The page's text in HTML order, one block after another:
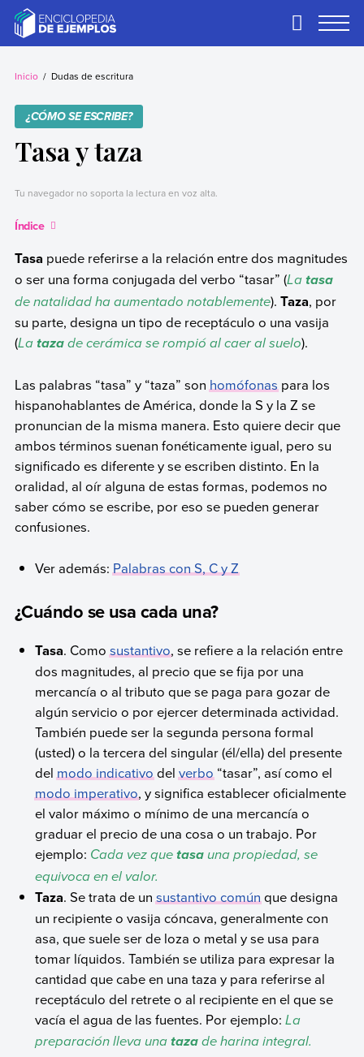
contentEjemplos
Necesitas ejemplos.
Primary
Inicio Dudas de escritura
¿CÓMO SE ESCRIBE?
Tasa y taza
Tu navegador no soporta la lectura en voz alta.
Índice
Tasa puede referirse a la relación entre dos magnitudes
o ser una forma conjugada del verbo “tasar” (La tasa
de natalidad ha aumentado notablemente). Taza, por
su parte, designa un tipo de receptáculo o una vasija
(La tazade cerámica se rompió al caer al suelo).
Las palabras “tasa” y “taza” sonhomófonaspara los
hispanohablantes de América, donde la S y la Z se
pronuncian de la misma manera. Esto quiere decir que
ambos términos suenan fonéticamente igual, pero su
significado es diferente y se escriben distinto. En la
oralidad, al oír alguna de estas formas, podemos no
saber cómo se escribe, por eso se pueden generar
confusiones.
Ver además:Palabras con S, C y Z
¿Cuándo se usa cada una?
Tasa. Comosustantivo, se refiere a la relación entre
dos magnitudes, al precio que se fija por una
mercancía o al tributo que se paga para gozar de
algún servicio o por ejercer determinada actividad.
También puede ser la segunda persona formal
(usted) o la tercera del singular (él/ella) del presente
delmodo indicativodelverbo“tasar”, así como el
modo imperativo, y significa establecer oficialmente
el valor máximo o mínimo de una mercancía o
graduar el precio de una cosa o un trabajo. Por
ejemplo: Cada vez quetasa una propiedad, se
equivoca en el valor.
Taza. Se trata de unsustantivo comúnque designa
un recipiente o vasija cóncava, generalmente con
asa, que suele ser de loza o metal y se usa para
tomar líquidos. También se utiliza para expresar la
cantidad que cabe en una taza y para referirse al
receptáculo del retrete o al recipiente en el que se
vacía el agua de las fuentes. Por ejemplo:La
preparación lleva unataza de harina integral.